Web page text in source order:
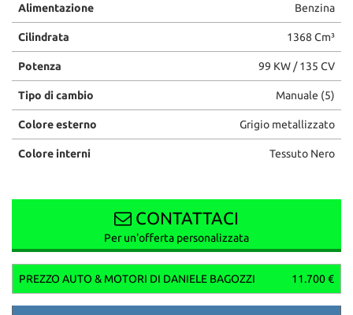
Alimentazione Benzina
Cilindrata 1368 Cm³
Potenza 99 KW / 135 CV
Tipo di cambio Manuale (5)
Colore esterno Grigio metallizzato
Colore interni Tessuto Nero
CONTATTACI
Per un'offerta personalizzata
PREZZO AUTO & MOTORI DI DANIELE BAGOZZI 11.700 €